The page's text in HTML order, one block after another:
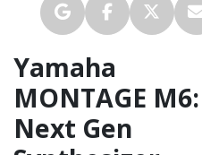
Yamaha
MONTAGE M6:
Next Gen